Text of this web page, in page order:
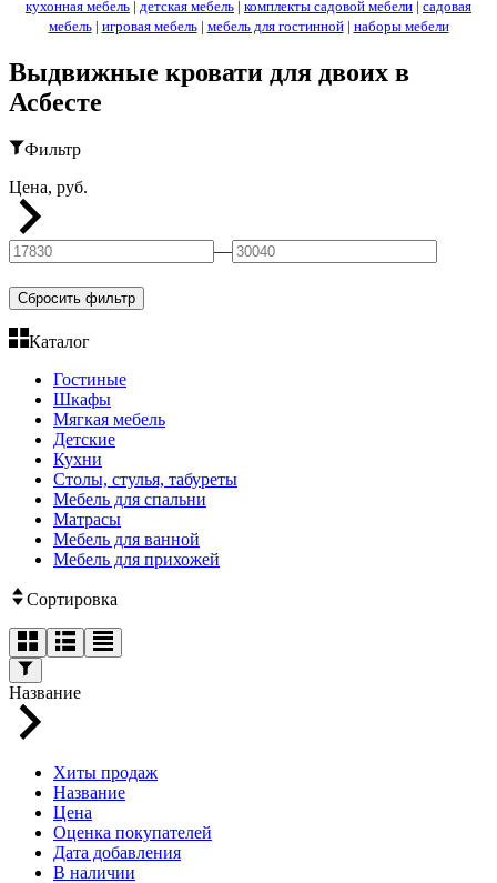
кухонная мебель | детская мебель | комплекты садовой мебели | садовая
мебель| игровая мебель| мебель для гостинной| наборы мебели
Выдвижные кровати для двоих в
Асбесте
Фильтр
Цена, руб.
—
Сбросить фильтр
Каталог
Гостиные
Шкафы
Мягкая мебель
Детские
Кухни
Столы, стулья, табуреты
Мебель для спальни
Матрасы
Мебель для ванной
Мебель для прихожей
Сортировка
Название
Хиты продаж
Название
Цена
Оценка покупателей
Дата добавления
В наличии